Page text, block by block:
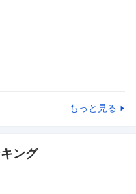
もっと見る
ング